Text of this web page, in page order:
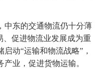
中东的交通物流仍十分薄
、促进物流业发展成为重
动“运输和物流战略”，
业，促进货物运输。